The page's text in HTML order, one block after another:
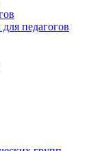
педагогов